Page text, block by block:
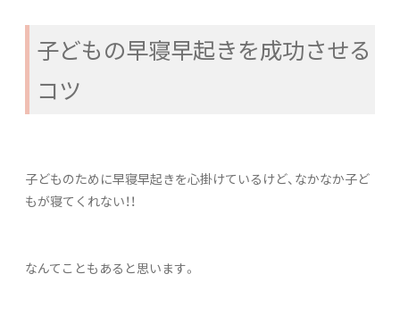
子どもの早寝早起きを成功させる
コツ
子どものために早寝早起きを心掛けているけど、なかなか子ど
もが寝てくれない！！
なんてこともあると思います。